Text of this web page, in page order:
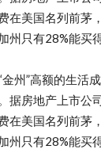
在美国名列前茅
州只有28%能买
州”高额的生活
据房地产上市公
在美国名列前茅
州只有28%能买